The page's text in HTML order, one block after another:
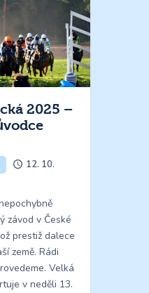
2025 –
12. 10.
závod v České
prestiž dalece
země. Rádi
Velká
v neděli 13.